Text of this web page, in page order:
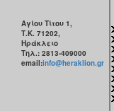
Αγίου Τίτου 1,
Τ.Κ. 71202,
Ηράκλειο
Τηλ.: 2813-409000
email:info@heraklion.gr